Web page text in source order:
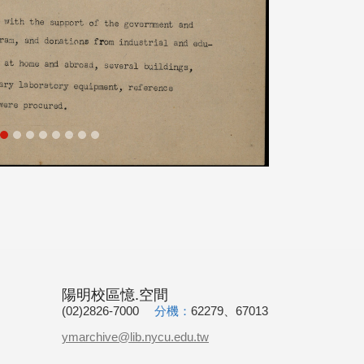
陽明校區憶.空間
(02)2826-7000 分機： 62279、67013
ymarchive@lib.nycu.edu.tw